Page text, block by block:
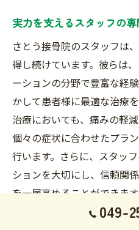
実力を支えるスタッフの
さとう接骨院のスタッフは
得し続けています。彼らは
ーションの分野で豊富な経
かして患者様に最適な治療
治療においても、痛みの軽
個々の症状に合わせたプラ
行います。さらに、スタッ
ションを大切にし、信頼関
を一層高めることができま
049-